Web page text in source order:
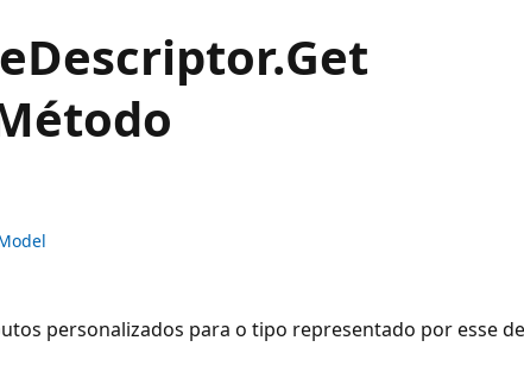
Descriptor.Get
personalizados para o tipo representado por esse